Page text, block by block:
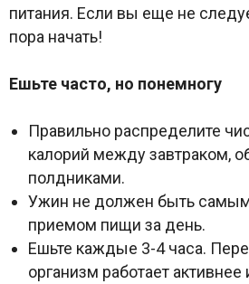
питания. Если вы еще не
пора начать!
Ешьте часто, но понемногу
Правильно распределите
калорий между завтраком,
полдниками.
Ужин не должен быть
приемом пищи за день.
Ешьте каждые 3-4 часа.
организм работает активнее